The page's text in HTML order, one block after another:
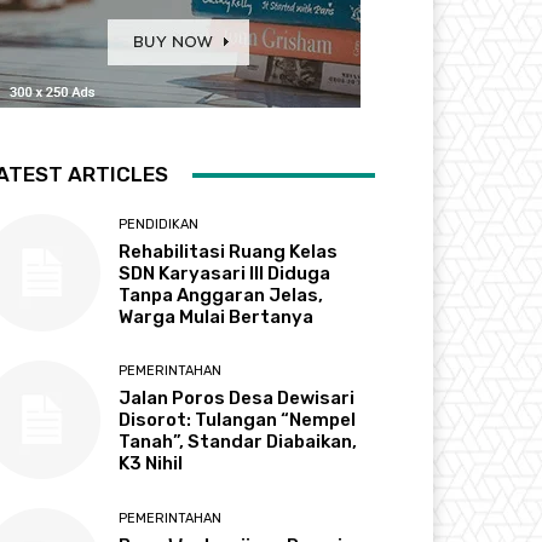
ARTICLES
PENDIDIKAN
Rehabilitasi Ruang Kelas
SDN Karyasari III Diduga
Tanpa Anggaran Jelas,
Warga Mulai Bertanya
PEMERINTAHAN
Jalan Poros Desa Dewisari
Disorot: Tulangan “Nempel
Tanah”, Standar Diabaikan,
K3 Nihil
PEMERINTAHAN